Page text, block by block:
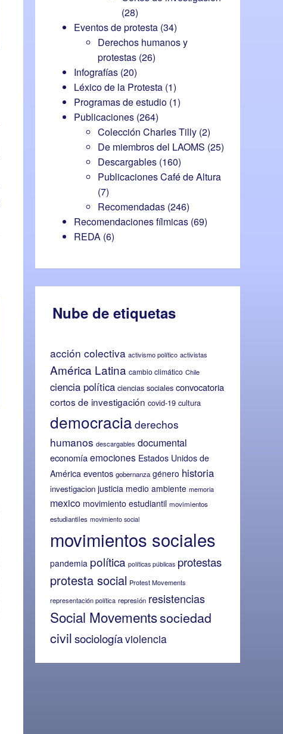
(28)
Eventos de protesta (34)
Derechos humanos y
protestas (26)
Infografías (20)
Léxico de la Protesta (1)
Programas de estudio (1)
Publicaciones (264)
Colección Charles Tilly (2)
De miembros del LAOMS (25)
Descargables (160)
Publicaciones Café de Altura
(7)
Recomendadas (246)
Recomendaciones fílmicas (69)
REDA (6)
Nube de etiquetas
acción colectiva activismo político activistas
América Latina cambio climático Chile
ciencia política ciencias sociales convocatoria
cortos de investigación covid-19 cultura
democracia derechos
humanos descargables documental
economía emociones Estados Unidos de
América eventos gobernanza género historia
investigacion justicia medio ambiente memoria
mexico movimiento estudiantil movimientos
estudiantiles movimiento social
movimientos sociales
pandemia política políticas públicas protestas
protesta social Protest Movements
representación política represión resistencias
Social Movementssociedad
civilsociologíaviolencia